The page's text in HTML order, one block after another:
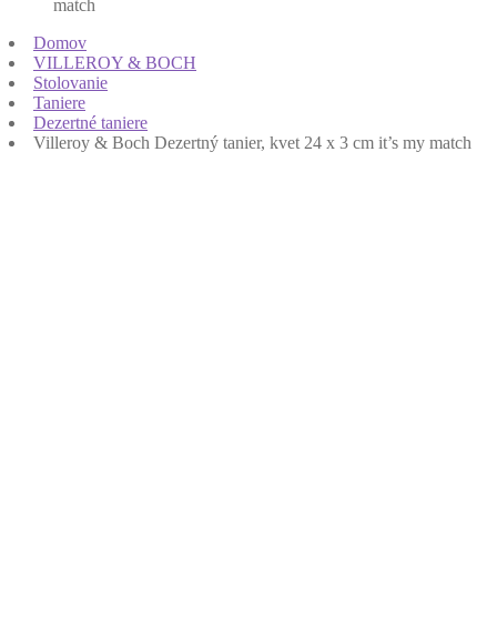
match
Domov
VILLEROY & BOCH
Stolovanie
Taniere
Dezertné taniere
Villeroy & Boch Dezertný tanier, kvet 24 x 3 cm it’s my match